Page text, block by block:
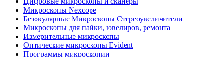
Микроскопы Nexcope
Безокулярные Микроскопы Стереоувеличители
Микроскопы для пайки, ювелиров, ремонта
Измерительные микроскопы
Оптические микроскопы Evident
Программы микроскопии